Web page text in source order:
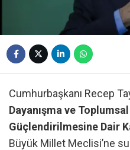
Cumhurbaşkanı Recep
Dayanışma ve
Güçlendirilmesine Dair
Büyük Millet Meclisi’ne